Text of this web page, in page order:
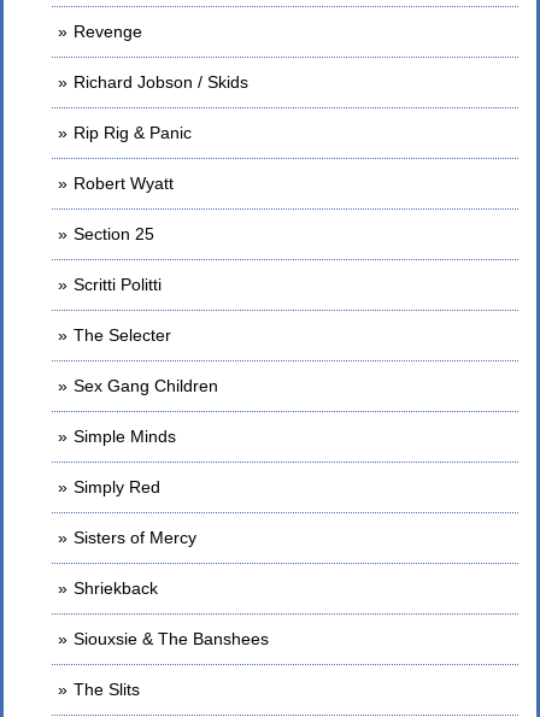
Revenge
Richard Jobson / Skids
Rip Rig & Panic
Robert Wyatt
Section 25
Scritti Politti
The Selecter
Sex Gang Children
Simple Minds
Simply Red
Sisters of Mercy
Shriekback
Siouxsie & The Banshees
The Slits